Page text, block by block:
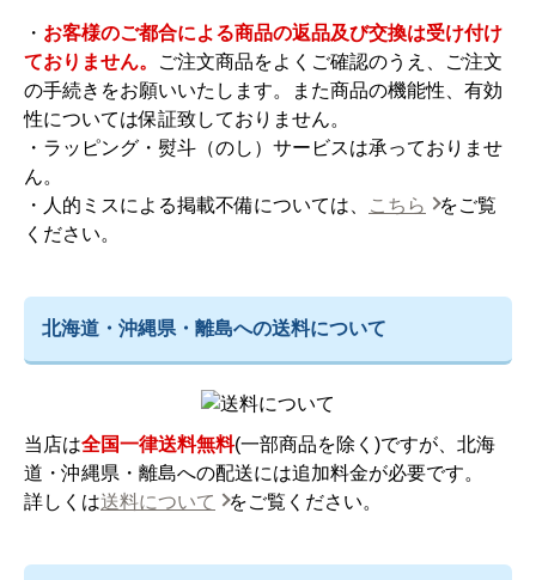
・ お客様のご都合による商品の返品及び交換は受け付け
ておりません。
ご注文商品をよくご確認のうえ、ご注文
の手続きをお願いいたします。また商品の機能性、有効
性については保証致しておりません。
・ラッピング・熨斗（のし）サービスは承っておりませ
ん。
・人的ミスによる掲載不備については、
こちら
をご覧
ください。
北海道・沖縄県・離島への送料について
当店は全国一律送料無料(一部商品を除く)ですが、北海
道・沖縄県・離島への配送には追加料金が必要です。
詳しくは送料について をご覧ください。